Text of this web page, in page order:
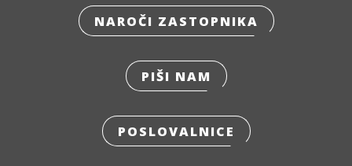
NAROČI ZASTOPNIKA
PIŠI NAM
POSLOVALNICE